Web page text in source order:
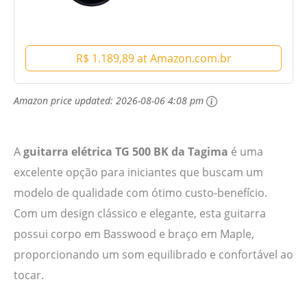
R$ 1.189,89 at Amazon.com.br
Amazon price updated: 2026-08-06 4:08 pm
Aguitarra elétrica TG 500 BK da Tagima é uma
excelente opção para iniciantes que buscam um
modelo de qualidade com ótimo custo-benefício.
Com um design clássico e elegante, esta guitarra
possui corpo em Basswood e braço em Maple,
proporcionando um som equilibrado e confortável ao
tocar.